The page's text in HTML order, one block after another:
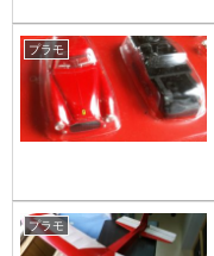
プラモ
プラモ